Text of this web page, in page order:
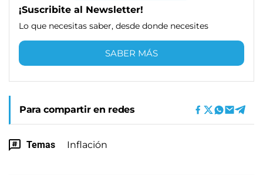
¡Suscribite al Newsletter!
Lo que necesitas saber, desde donde necesites
SABER MÁS
Para compartir en redes
Temas Inflación